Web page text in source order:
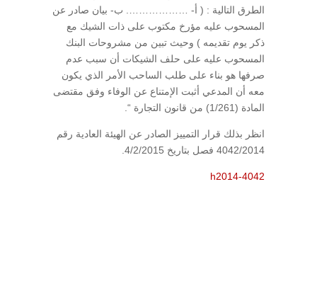
الطرق التالية : ( أ- ………………. ب- بيان صادر عن
المسحوب عليه مؤرخ مكتوب على ذات الشيك مع
ذكر يوم تقديمه ) وحيث تبين من مشروحات البنك
المسحوب عليه على حلف الشيكات أن سبب عدم
صرفها هو بناء على طلب الساحب الأمر الذي يكون
معه أن المدعي أثبت الإمتناع عن الوفاء وفق مقتضى
المادة (1/261) من قانون التجارة “.
انظر بذلك قرار التمييز الصادر عن الهيئة العادية رقم
4042/2014 فصل بتاريخ 4/2/2015.
h2014-4042